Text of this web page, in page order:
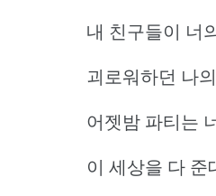
내 친구들이 너
괴로워하던 나
어젯밤 파티는
이 세상을 다 준